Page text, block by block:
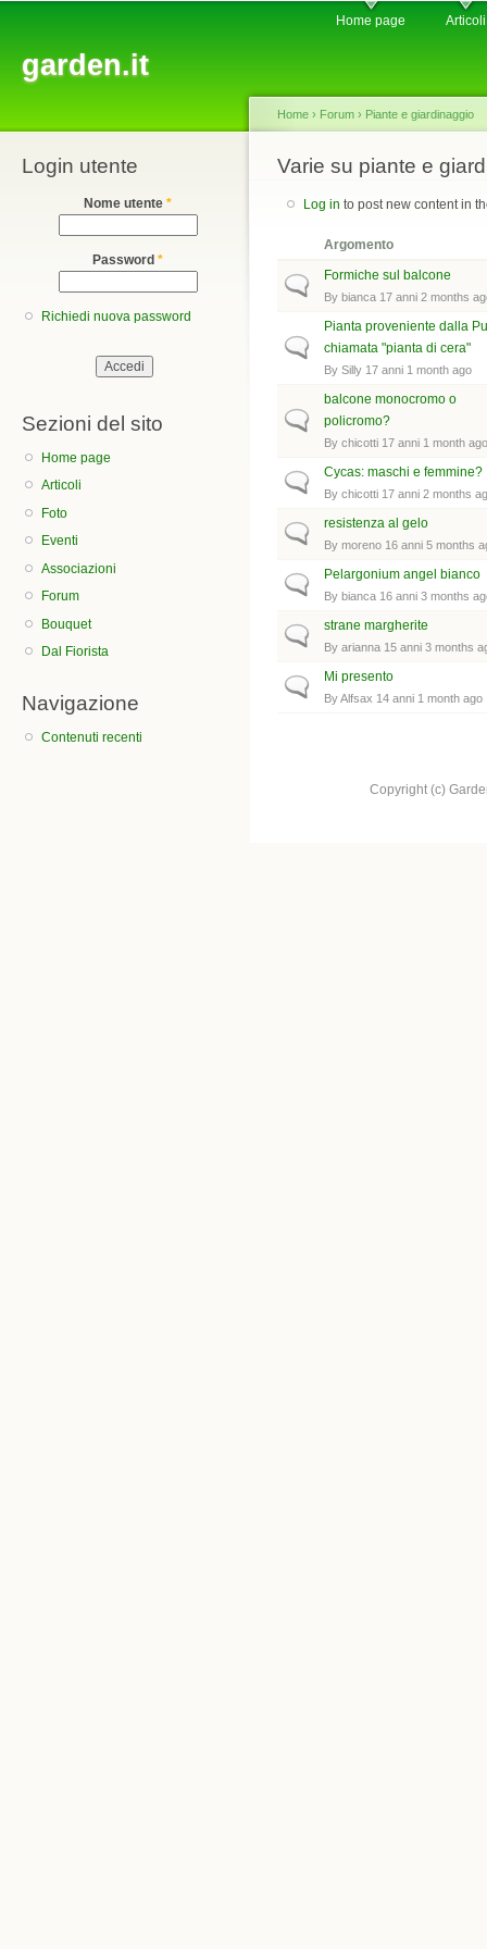
garden.it
Home page Articoli
Login utente
Nome utente *
Password *
Richiedi nuova password
Sezioni del sito
Home page
Articoli
Foto
Eventi
Associazioni
Forum
Bouquet
Dal Fiorista
Navigazione
Contenuti recenti
You are here
Home › Forum › Piante e giardinaggio
Varie su piante e
Log in to post new content in
Argomento
Normal topic
Formiche sul balcone
Bybianca 17 anni 2 months
Normal topic
Pianta proveniente dalla
chiamata "pianta di cera"
BySilly 17 anni 1 month ago
Normal topic
balcone monocromo o
policromo?
Bychicotti 17 anni 1 month
Normal topic
Cycas: maschi e femmine?
Bychicotti 17 anni 2 months
Normal topic
resistenza al gelo
Bymoreno 16 anni 5 months
Normal topic
Pelargonium angel bianco
Bybianca 16 anni 3 months
Normal topic
strane margherite
Byarianna 15 anni 3 months
Normal topic
Mi presento
ByAlfsax 14 anni 1 month ago
Copyright (c)